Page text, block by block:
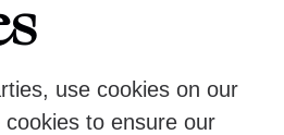
use cookies on our
to ensure our